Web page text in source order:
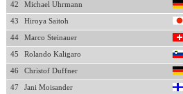
42 Michael Uhrmann
43 Hiroya Saitoh
44 Marco Steinauer
45 Rolando Kaligaro
46 Christof Duffner
47 Jani Moisander